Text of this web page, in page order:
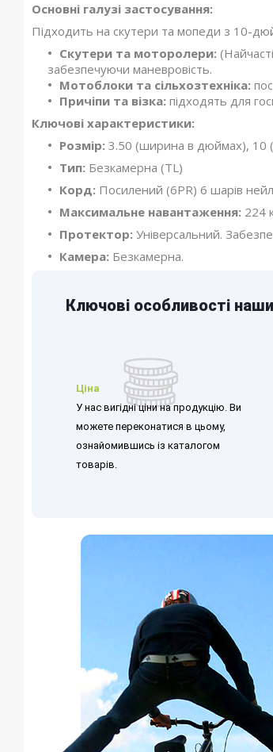
Основні галузі застосування:
Підходить на скутери та мопеди з 10-
Скутери та моторолери:
забезпечуючи маневровість.
Мотоблоки та сільхозтехніка:
Причіпи та візка: підходять для
Ключові характеристики:
Розмір: 3.50 (ширина в дюймах), 10
Тип: Безкамерна (TL)
Корд: Посилений (6PR) 6 шарів
Максимальне навантаження: 224
Протектор: Універсальний.
Камера: Безкамерна.
Ключові особливості
Ціна
У нас вигідні ціни на продукцію. Ви
можете переконатися в цьому,
ознайомившись із каталогом
товарів.